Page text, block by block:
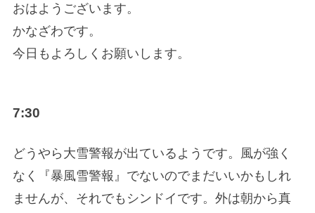
おはようございます。
かなざわです。
今日もよろしくお願いします。
7:30
どうやら大雪警報が出ているようです。風が強く
なく『暴風雪警報』でないのでまだいいかもしれ
ませんが、それでもシンドイです。外は朝から真